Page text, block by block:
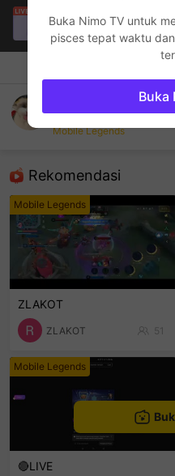
Tông GameShow
Mobile Legends
54
Magic Chess: Go Go
rara pisces
Mobile Legends
Rekomendasi
Mobile Legends
ZLAKOT
ZLAKOT 51
Mobile Legends
🔴LIVE
Buka Nimo TV untuk
piscestepat waktu dan
Buka